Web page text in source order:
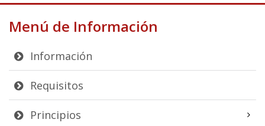
Menú de Información
Información
Requisitos
Principios